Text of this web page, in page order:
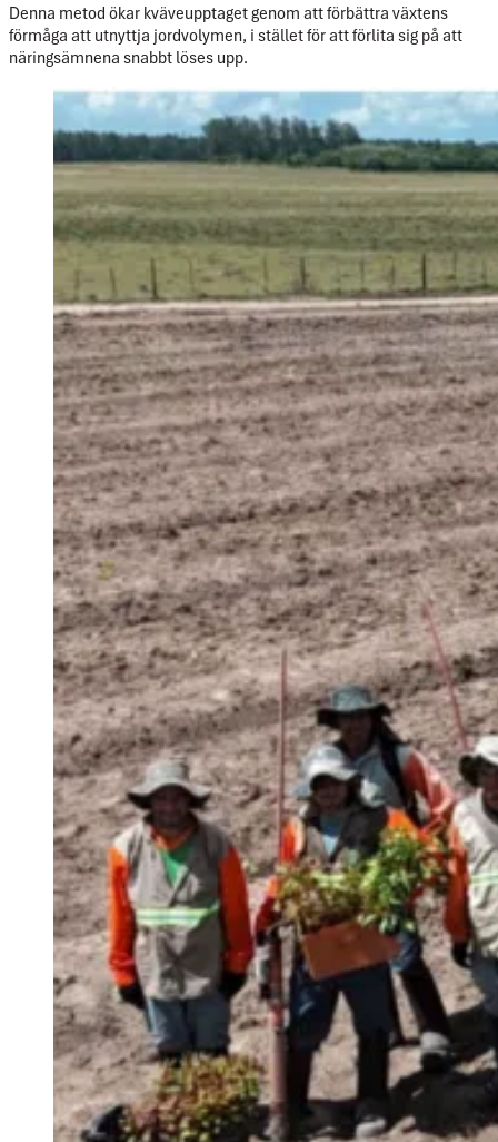
Denna metod ökar kväveupptaget genom att förbättra växtens
förmåga att utnyttja jordvolymen, i stället för att förlita sig på att
näringsämnena snabbt löses upp.